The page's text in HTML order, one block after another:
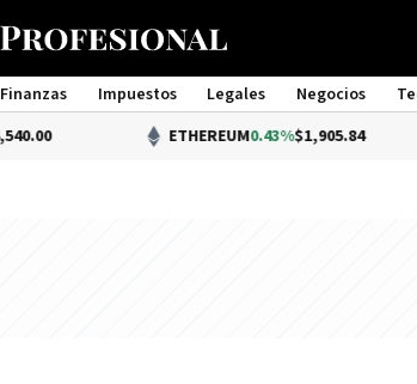
Finanzas Impuestos Legales Negocios
Management
ETHEREUM0.43%$1,905.84